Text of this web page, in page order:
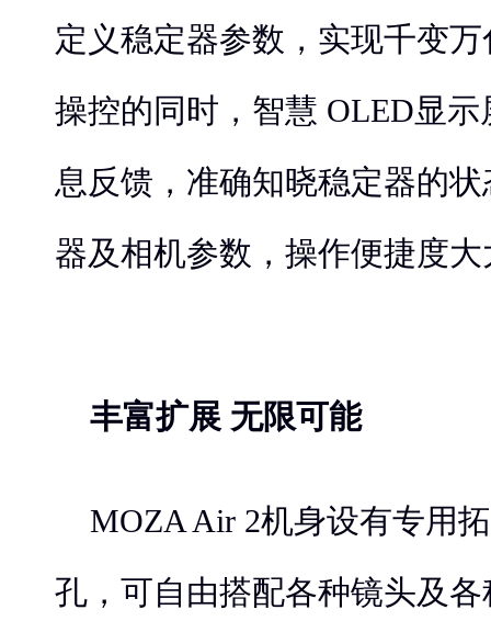
定义稳定器参数，实现千变
操控的同时，智慧 OLED显
息反馈，准确知晓稳定器的
器及相机参数，操作便捷度
丰富扩展 无限可能
MOZA Air 2机身设有专用
孔，可自由搭配各种镜头及